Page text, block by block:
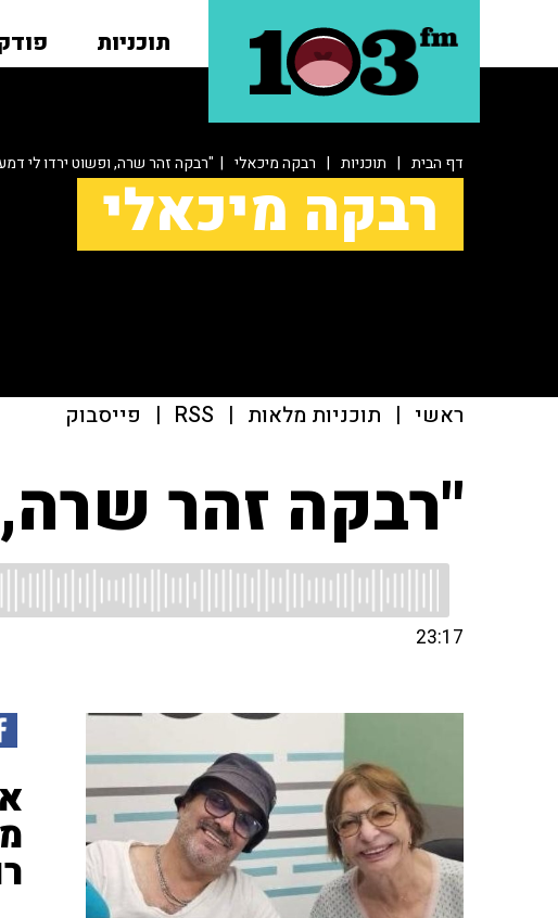
תוכניות
דף הבית | תוכניות | רבקה מיכאלי | "רבקה זהר שרה, ופשוט ירדו לי
רבקה מיכאלי
ראשי | תוכניות מלאות |
RSS
| פייסבוק
"רבקה זהר
23:17